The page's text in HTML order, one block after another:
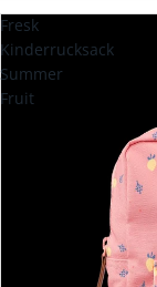
Fresk
Kinderrucksack
Summer
Fruit